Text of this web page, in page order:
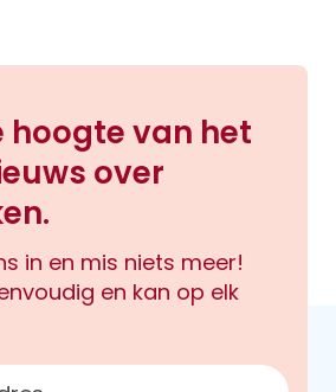
hoogte van het
over
in en mis niets meer!
en kan op elk